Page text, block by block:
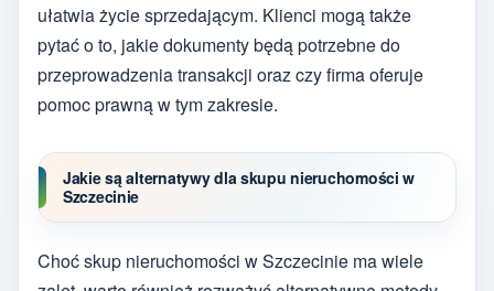
ułatwia życie sprzedającym. Klienci mogą także
pytać o to, jakie dokumenty będą potrzebne do
przeprowadzenia transakcji oraz czy firma oferuje
pomoc prawną w tym zakresie.
Jakie są alternatywy dla skupu nieruchomości w
Szczecinie
Choć skup nieruchomości w Szczecinie ma wiele